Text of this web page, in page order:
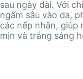
sau ngày dài. Với
ngấm sâu vào da,
các nếp nhăn, giúp
mịn và trắng sáng